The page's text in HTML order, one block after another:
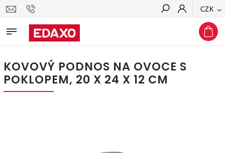
CZK
Hledat
KOVOVÝ PODNOS NA OVOCE S
POKLOPEM, 20 X 24 X 12 CM